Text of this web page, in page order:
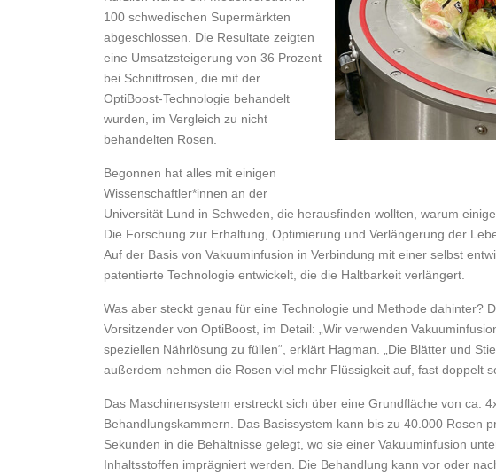
100 schwedischen Supermärkten
abgeschlossen. Die Resultate zeigten
eine Umsatzsteigerung von 36 Prozent
bei Schnittrosen, die mit der
OptiBoost-Technologie behandelt
wurden, im Vergleich zu nicht
behandelten Rosen.
Begonnen hat alles mit einigen
Wissenschaftler*innen an der
Universität Lund in Schweden, die herausfinden wollten, warum
Die Forschung zur Erhaltung, Optimierung und Verlängerung der
Auf der Basis von Vakuuminfusion in Verbindung mit einer selbst
patentierte Technologie entwickelt, die die Haltbarkeit verlängert.
Was aber steckt genau für eine Technologie und Methode dahinter?
Vorsitzender von OptiBoost, im Detail: „Wir verwenden
speziellen Nährlösung zu füllen“, erklärt Hagman. „Die Blätter und
außerdem nehmen die Rosen viel mehr Flüssigkeit auf, fast doppelt
Das Maschinensystem erstreckt sich über eine Grundfläche von ca.
Behandlungskammern. Das Basissystem kann bis zu 40.000 Rosen
Sekunden in die Behältnisse gelegt, wo sie einer Vakuuminfusion
Inhaltsstoffen imprägniert werden. Die Behandlung kann vor oder